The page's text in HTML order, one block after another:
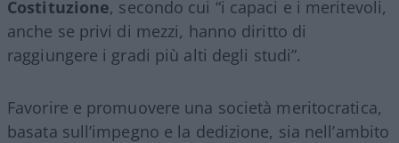
Costituzione, secondo cui “i capaci e i meritevoli,
anche se privi di mezzi, hanno diritto di
raggiungere i gradi più alti degli studi”.
Favorire e promuovere una società meritocratica,
basata sull’impegno e la dedizione, sia nell’ambito